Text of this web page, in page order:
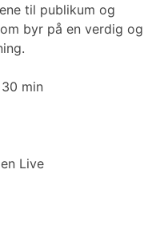
til publikum og
byr på en verdig og
min
Live